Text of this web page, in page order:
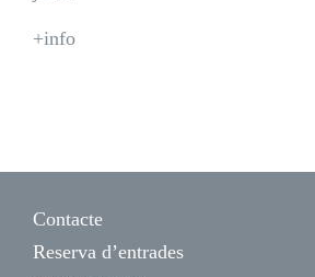
+info
Contacte
Reserva d’entrades